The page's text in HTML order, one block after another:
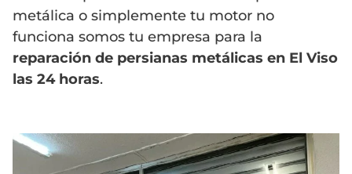
metálica o simplemente tu motor no
funciona somos tu empresa para la
reparación de persianas metálicas en El Viso
las 24 horas.